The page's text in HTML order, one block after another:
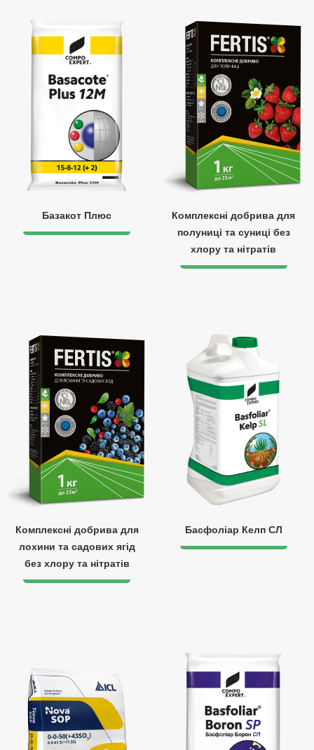
Базакот Плюс
Комплексні добрива для
полуниці та суниці без
хлору та нітратів
Комплексні добрива для
лохини та садових ягід
без хлору та нітратів
Басфоліар Келп СЛ